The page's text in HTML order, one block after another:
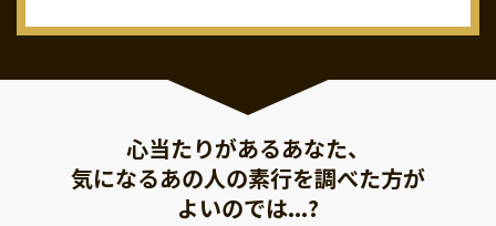
心当たりがあるあなた、
気になるあの人の素行を調べた方が
よいのでは...?